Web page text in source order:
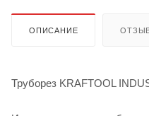
ОПИСАНИЕ
Труборез KRAFTOOL